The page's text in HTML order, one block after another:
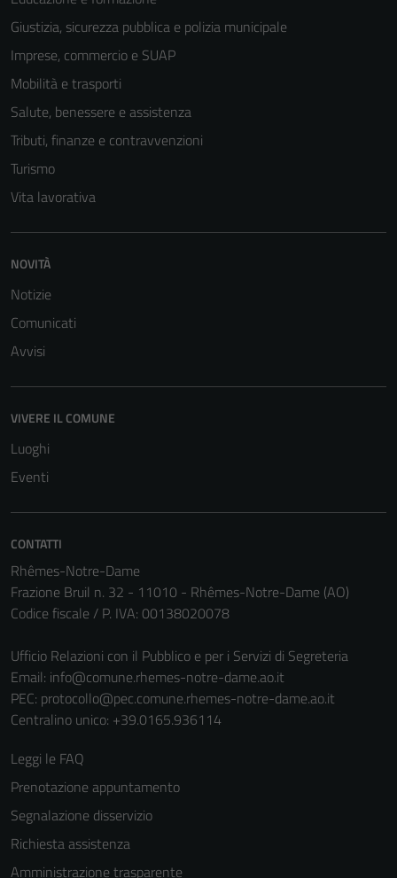
Giustizia, sicurezza pubblica e polizia municipale
Imprese, commercio e SUAP
Mobilità e trasporti
Salute, benessere e assistenza
Tributi, finanze e contravvenzioni
Turismo
Vita lavorativa
NOVITÀ
Notizie
Comunicati
Avvisi
VIVERE IL COMUNE
Luoghi
Eventi
CONTATTI
Rhêmes-Notre-Dame
Frazione Bruil n. 32 - 11010 - Rhêmes-Notre-Dame (AO)
Codice fiscale / P. IVA: 00138020078
Ufficio Relazioni con il Pubblico e per i Servizi di Segreteria
Email: info@comune.rhemes-notre-dame.ao.it
PEC: protocollo@pec.comune.rhemes-notre-dame.ao.it
Centralino unico: +39.0165.936114
Leggi le FAQ
Prenotazione appuntamento
Segnalazione disservizio
Richiesta assistenza
Amministrazione trasparente
Tecnici
Questi cookie